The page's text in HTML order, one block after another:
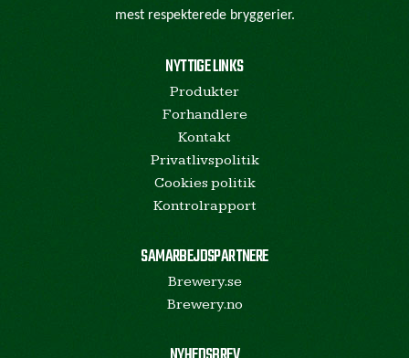
mest respekterede bryggerier.
NYTTIGE LINKS
Produkter
Forhandlere
Kontakt
Privatlivspolitik
Cookies politik
Kontrolrapport
SAMARBEJDSPARTNERE
Brewery.se
Brewery.no